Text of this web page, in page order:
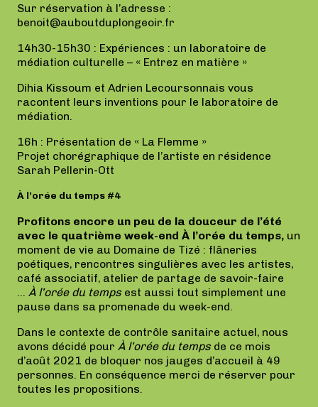
Sur réservation à l’adresse :
benoit@auboutduplongeoir.fr
14h30-15h30 : Expériences : un laboratoire de
médiation culturelle – « Entrez en matière »
Dihia Kissoum et Adrien Lecoursonnais vous
racontent leurs inventions pour le laboratoire de
médiation.
16h : Présentation de « La Flemme »
Projet chorégraphique de l’artiste en résidence
Sarah Pellerin-Ott
À l’orée du temps #4
Profitons encore un peu de la douceur de l’été
avec le quatrième week-end À l’orée du temps, un
moment de vie au Domaine de Tizé : flâneries
poétiques, rencontres singulières avec les artistes,
café associatif, atelier de partage de savoir-faire
… À l’orée du temps est aussi tout simplement une
pause dans sa promenade du week-end.
Dans le contexte de contrôle sanitaire actuel, nous
avons décidé pour À l’orée du temps de ce mois
d’août 2021 de bloquer nos jauges d’accueil à 49
personnes. En conséquence merci de réserver pour
toutes les propositions.